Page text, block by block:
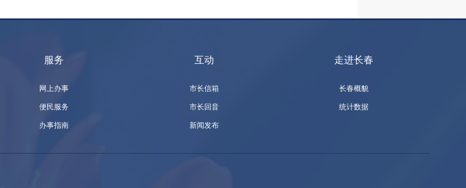
服务
网上办事
便民服务
办事指南
互动
市长信箱
市长回音
新闻发布
走进长春
长春概貌
统计数据